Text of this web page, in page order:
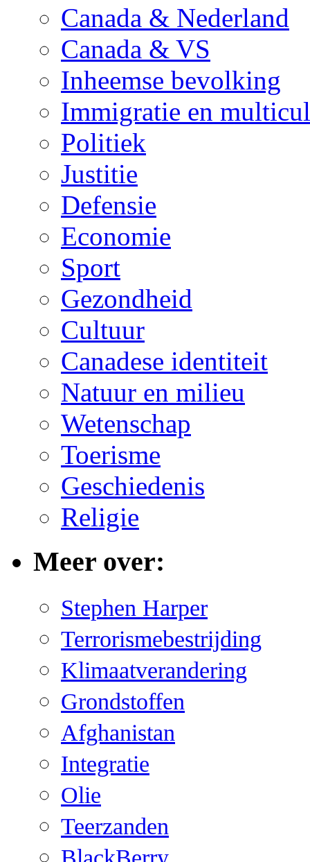
Canada & Nederland
Canada & VS
Inheemse bevolking
Immigratie en
Politiek
Justitie
Defensie
Economie
Sport
Gezondheid
Cultuur
Canadese identiteit
Natuur en milieu
Wetenschap
Toerisme
Geschiedenis
Religie
Meer over:
Stephen Harper
Terrorismebestrijding
Klimaatverandering
Grondstoffen
Afghanistan
Integratie
Olie
Teerzanden